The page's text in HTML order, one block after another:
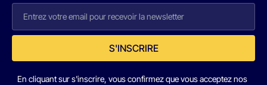
S'INSCRIRE
En cliquant sur s'inscrire, vous confirmez que vous acceptez nos